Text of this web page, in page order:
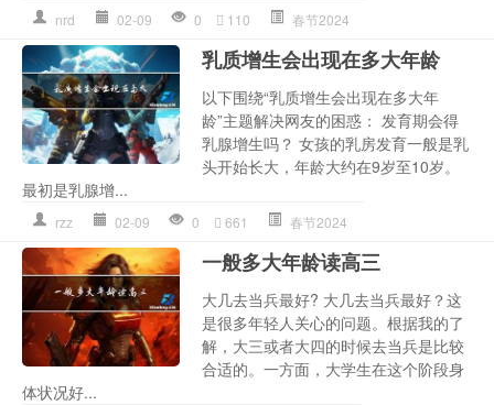
nrd 02-09 0 110 春节2024
乳质增生会出现在多大年龄
以下围绕“乳质增生会出现在多大年
龄”主题解决网友的困惑： 发育期会得
乳腺增生吗？ 女孩的乳房发育一般是乳
头开始长大，年龄大约在9岁至10岁。
最初是乳腺增...
rzz 02-09 0 661 春节2024
一般多大年龄读高三
大几去当兵最好? 大几去当兵最好？这
是很多年轻人关心的问题。根据我的了
解，大三或者大四的时候去当兵是比较
合适的。一方面，大学生在这个阶段身
体状况好...